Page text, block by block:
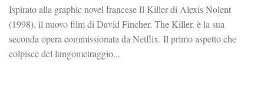
Ispirato alla graphic novel francese Il Killer di Alexis Nolent
(1998), il nuovo film di David Fincher, The Killer, è la sua
seconda opera commissionata da Netflix. Il primo aspetto che
colpisce del lungometraggio...